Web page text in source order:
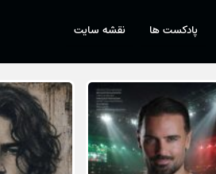
پادکست ها نقشه سایت